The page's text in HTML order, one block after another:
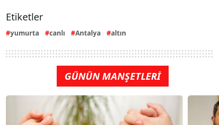
Etiketler
yumurta canlı Antalya altın
GÜNÜN MANŞETLERİ